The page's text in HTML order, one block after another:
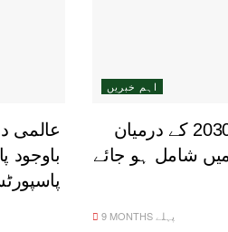
اہم خبریں
کراچی شہر 2025 سے 2030 کے درمیان
میں شامل ہو جائے
9 MONTHS پہلے
عالمی
باوجود